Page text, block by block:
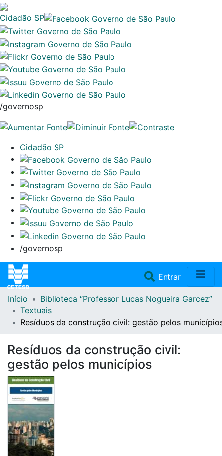
Cidadão SP
/governosp
Cidadão SP
/governosp
Entrar(current)
Home
Repositório
Doações/Aquisições
Início
Biblioteca “Professor Lucas Nogueira Garcez”
Textuais
Resíduos da construção civil: gestão pelos
Resíduos da construção civil:
gestão pelos municípios